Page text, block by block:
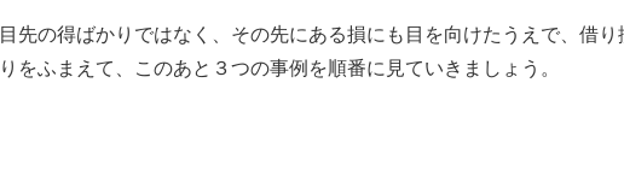
目先の得ばかりではなく、その先にある損にも目を向けたうえで、借
りをふまえて、このあと３つの事例を順番に見ていきましょう。